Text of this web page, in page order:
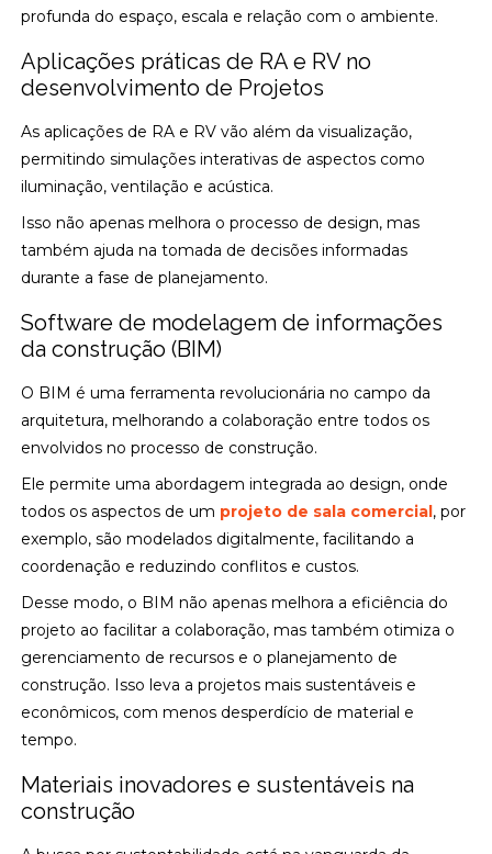
profunda do espaço, escala e relação com o ambiente.
Aplicações práticas de RA e RV no
desenvolvimento de Projetos
As aplicações de RA e RV vão além da visualização,
permitindo simulações interativas de aspectos como
iluminação, ventilação e acústica.
Isso não apenas melhora o processo de design, mas
também ajuda na tomada de decisões informadas
durante a fase de planejamento.
Software de modelagem de informações
da construção (BIM)
O BIM é uma ferramenta revolucionária no campo da
arquitetura, melhorando a colaboração entre todos os
envolvidos no processo de construção.
Ele permite uma abordagem integrada ao design, onde
todos os aspectos de um projeto de sala comercial, por
exemplo, são modelados digitalmente, facilitando a
coordenação e reduzindo conflitos e custos.
Desse modo, o BIM não apenas melhora a eficiência do
projeto ao facilitar a colaboração, mas também otimiza o
gerenciamento de recursos e o planejamento de
construção. Isso leva a projetos mais sustentáveis e
econômicos, com menos desperdício de material e
tempo.
Materiais inovadores e sustentáveis na
construção